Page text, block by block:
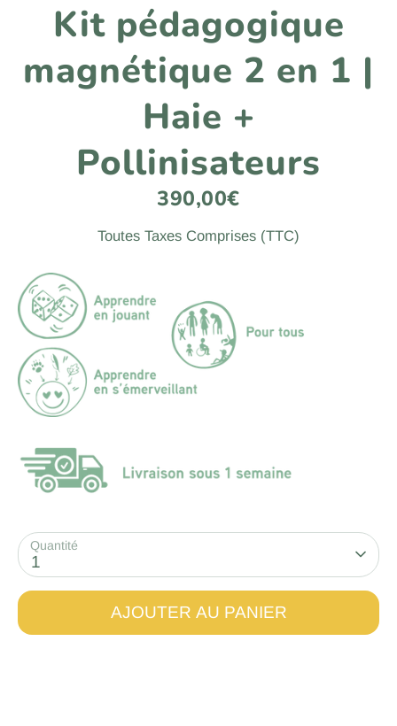
Kit pédagogique
magnétique 2 en 1 |
Haie +
Pollinisateurs
390,00€
Toutes Taxes Comprises (TTC)
Quantité
1
AJOUTER AU PANIER